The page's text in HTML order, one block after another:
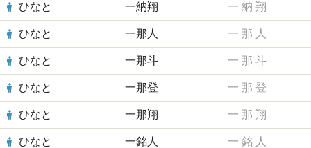
ひなと 一納翔 一 納 翔
ひなと 一那人 一 那 人
ひなと 一那斗 一 那 斗
ひなと 一那登 一 那 登
ひなと 一那翔 一 那 翔
ひなと 一銘人 一 銘 人